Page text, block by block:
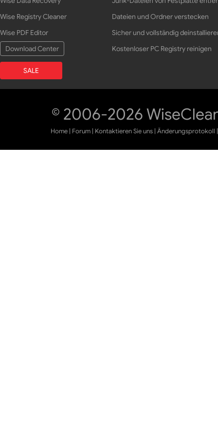
Wise Registry Cleaner
Wise PDF Editor
Download Center
SALE
Dateien und Ordner verstecken
Sicher und vollständig
Kostenloser PC Registry reinigen
© 2006-2026
Home | Forum | Kontaktieren Sie uns |Änderungsprotokoll